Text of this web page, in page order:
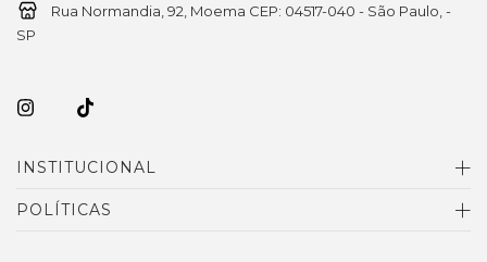
Rua Normandia, 92, Moema CEP: 04517-040 - São Paulo, -
SP
INSTITUCIONAL
POLÍTICAS